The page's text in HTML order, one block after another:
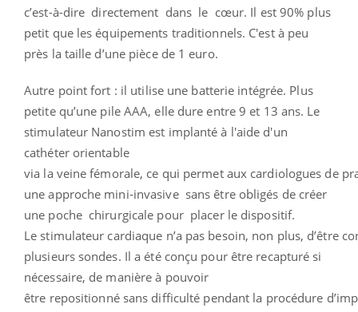
c’est-à-dire directement dans le cœur. Il est 90% plus
petit que les équipements traditionnels. C'est à peu
près la taille d’une pièce de 1 euro.
Autre point fort : il utilise une batterie intégrée. Plus
petite qu’une pile AAA, elle dure entre 9 et 13 ans. Le
stimulateur Nanostim est implanté à l'aide d'un
cathéter orientable
via la veine fémorale, ce qui permet aux cardiologues de
une approche mini‐invasive sans être obligés de créer
une poche chirurgicale pour placer le dispositif.
Le stimulateur cardiaque n’a pas besoin, non plus, d’être
plusieurs sondes. Il a été conçu pour être recapturé si
nécessaire, de manière à pouvoir
être repositionné sans difficulté pendant la procédure